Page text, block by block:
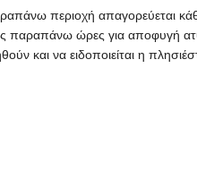
περιοχή απαγορεύεται
παραπάνω ώρες για αποφυγή
και να ειδοποιείται η